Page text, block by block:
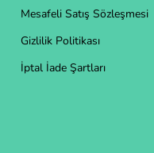
Mesafeli Satış Sözleşmesi
Gizlilik Politikası
İptal İade Şartları